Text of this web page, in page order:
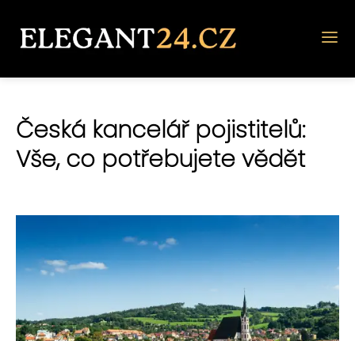
Česká kancelář pojistitelů:
Vše, co potřebujete vědět